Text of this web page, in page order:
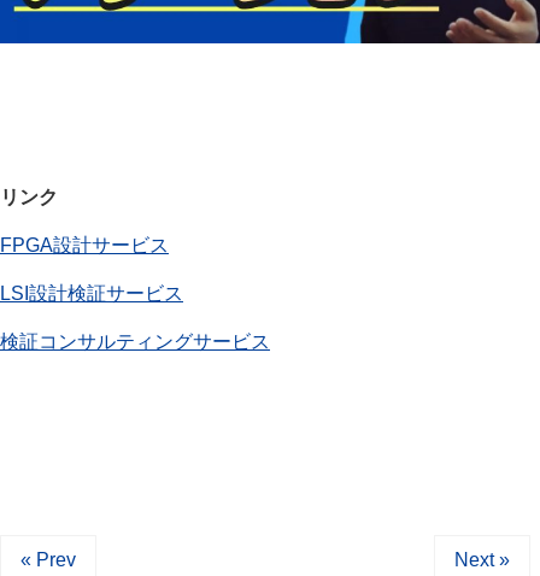
リンク
FPGA設計サービス
LSI設計検証サービス
検証コンサルティングサービス
« Prev Next »